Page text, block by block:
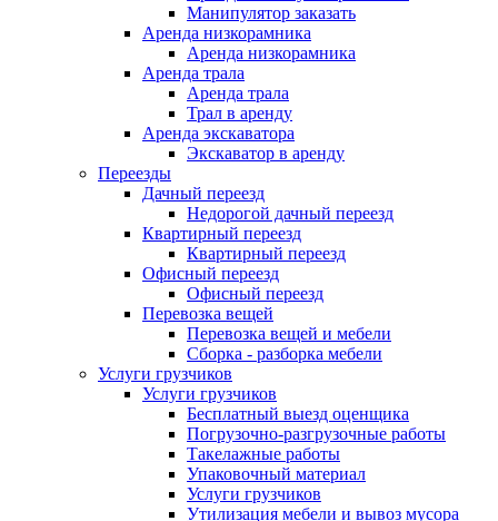
Манипулятор заказать
Аренда низкорамника
Аренда низкорамника
Аренда трала
Аренда трала
Трал в аренду
Аренда экскаватора
Экскаватор в аренду
Переезды
Дачный переезд
Недорогой дачный переезд
Квартирный переезд
Квартирный переезд
Офисный переезд
Офисный переезд
Перевозка вещей
Перевозка вещей и мебели
Сборка - разборка мебели
Услуги грузчиков
Услуги грузчиков
Бесплатный выезд оценщика
Погрузочно-разгрузочные работы
Такелажные работы
Упаковочный материал
Услуги грузчиков
Утилизация мебели и вывоз мусора